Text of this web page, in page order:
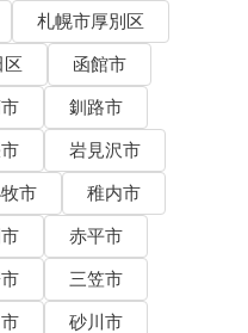
札幌市厚別区
区
函館市
釧路市
岩見沢市
市
稚内市
赤平市
三笠市
砂川市